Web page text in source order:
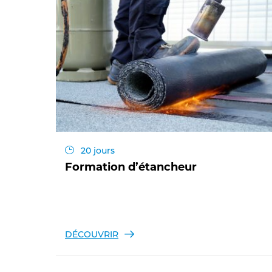
20 jours
Formation d’étancheur
DÉCOUVRIR